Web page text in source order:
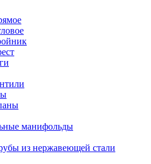
манифольды
из нержавеющей стали